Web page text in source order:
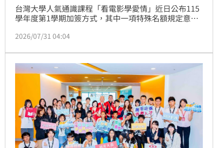
台灣大學人氣通識課程「看電影學愛情」近日公布115
學年度第1學期加簽方式，其中一項特殊名額規定意外
表單及現場加簽外，還設有「特殊名額1名」，只要現
達70分貝，即可取得加簽資格，讓網友笑喊「我將去報
名，不是為了修課，純逼迫大家聽我唱歌」，就連當事
樂團也來留言。
2026/07/31 04:04